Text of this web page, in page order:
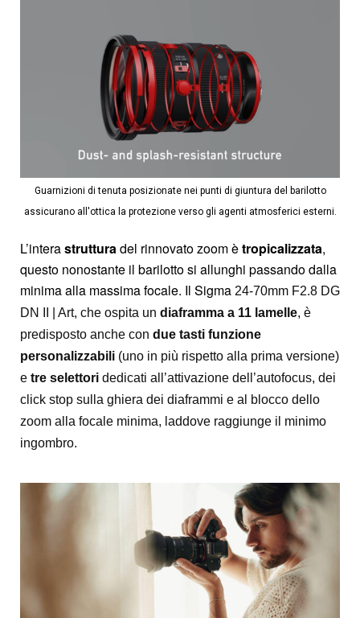
Guarnizioni di tenuta posizionate nei punti di giuntura del barilotto
assicurano all'ottica la protezione verso gli agenti atmosferici esterni.
L’interastrutturadel rinnovato zoom ètropicalizzata,
questo nonostante il barilotto si allunghi passando dalla
minima alla massima focale. Il Sigma 24-70mm F2.8 DG
DN II | Art, che ospita un diaframma a 11 lamelle, è
predisposto anche con due tasti funzione
personalizzabili (uno in più rispetto alla prima versione)
e tre selettori dedicati all’attivazione dell’autofocus, dei
click stop sulla ghiera dei diaframmi e al blocco dello
zoom alla focale minima, laddove raggiunge il minimo
ingombro.